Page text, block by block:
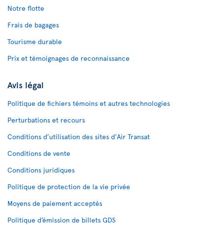
Notre flotte
Frais de bagages
Tourisme durable
Prix et témoignages de reconnaissance
Avis légal
Politique de fichiers témoins et autres technologies
Perturbations et recours
Conditions d’utilisation des sites d'Air Transat
Conditions de vente
Conditions juridiques
Politique de protection de la vie privée
Moyens de paiement acceptés
Politique d’émission de billets GDS